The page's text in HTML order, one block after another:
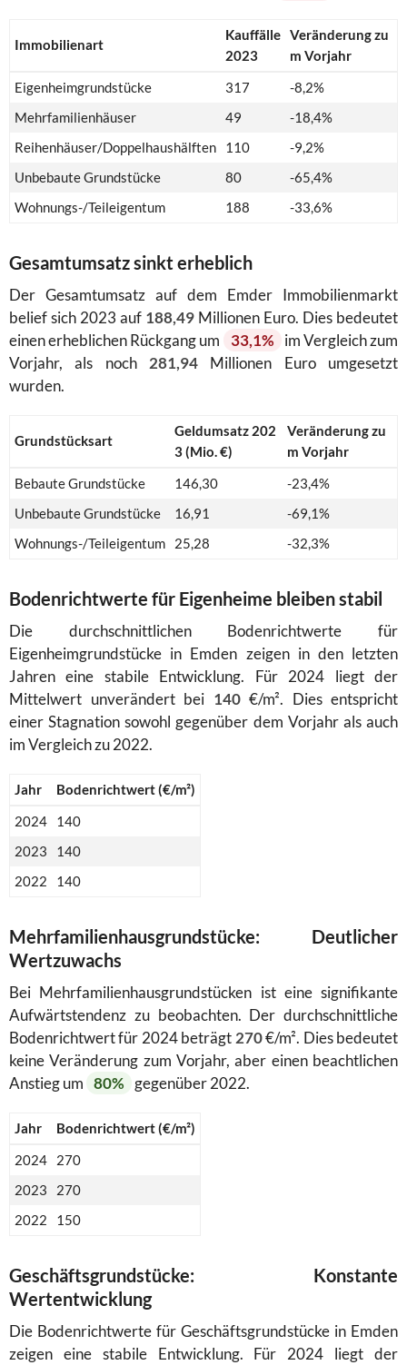
Immobilienart
Kauffälle
2023
Veränderung zu
m Vorjahr
Eigenheimgrundstücke
317
-8,2%
Mehrfamilienhäuser
49
-18,4%
Reihenhäuser/Doppelhaushälften
110
-9,2%
Unbebaute Grundstücke
80
-65,4%
Wohnungs-/Teileigentum
188 -33,6%
Gesamtumsatz sinkt erheblich
Der Gesamtumsatz auf dem Emder Immobilienmarkt
belief sich 2023 auf 188,49 Millionen Euro. Dies bedeutet
einen erheblichen Rückgang um
33,1%
im Vergleich zum
Vorjahr, als noch 281,94 Millionen Euro umgesetzt
wurden.
Grundstücksart
Geldumsatz 202
3 (Mio. €)
Veränderung zu
m Vorjahr
Bebaute Grundstücke
146,30
-23,4%
Unbebaute Grundstücke
16,91
-69,1%
Wohnungs-/Teileigentum
25,28 -32,3%
Bodenrichtwerte für Eigenheime bleiben stabil
Die durchschnittlichen Bodenrichtwerte für
Eigenheimgrundstücke in Emden zeigen in den letzten
Jahren eine stabile Entwicklung. Für 2024 liegt der
Mittelwert unverändert bei 140€/m². Dies entspricht
einer Stagnation sowohl gegenüber dem Vorjahr als auch
im Vergleich zu 2022.
Jahr
Bodenrichtwert (€/m²)
2024
140
2023
140
2022
140
Mehrfamilienhausgrundstücke: Deutlicher
Wertzuwachs
Bei Mehrfamilienhausgrundstücken ist eine signifikante
Aufwärtstendenz zu beobachten. Der durchschnittliche
Bodenrichtwert für 2024 beträgt 270€/m². Dies bedeutet
keine Veränderung zum Vorjahr, aber einen beachtlichen
Anstieg um 80% gegenüber 2022.
Jahr
Bodenrichtwert (€/m²)
2024
270
2023
270
2022
150
Geschäftsgrundstücke: Konstante
Wertentwicklung
Die Bodenrichtwerte für Geschäftsgrundstücke in Emden
zeigen eine stabile Entwicklung. Für 2024 liegt der